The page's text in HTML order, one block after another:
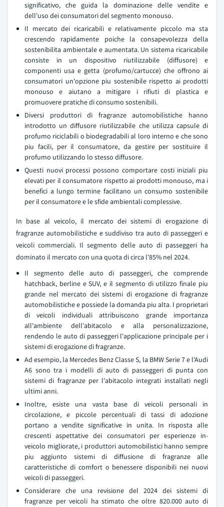
significativo, che guida la dominazione delle vendite e
dell'uso dei consumatori del segmento monouso.
Il mercato dei ricaricabili e relativamente piccolo ma sta
crescendo rapidamente poiche la consapevolezza della
sostenibilita ambientale e aumentata. Un sistema ricaricabile
consiste in un dispositivo riutilizzabile (diffusore) e
componenti usa e getta (profumo/cartucce) che offrono ai
consumatori un'opzione piu sostenibile rispetto ai prodotti
monouso e aiutano a mitigare i rifiuti di plastica e
promuovere pratiche di consumo sostenibili.
Diversi produttori di fragranze automobilistiche hanno
introdotto un diffusore riutilizzabile che utilizza capsule di
profumo riciclabili o biodegradabili al loro interno e che sono
piu facili, per il consumatore, da gestire per sostituire il
profumo utilizzando lo stesso diffusore.
Questi nuovi processi possono comportare costi iniziali piu
elevati per il consumatore rispetto ai prodotti monouso, ma i
benefici a lungo termine facilitano un consumo sostenibile
per il consumatore e le sfide ambientali complessive.
In base al veicolo, il mercato dei sistemi di erogazione di
fragranze automobilistiche e suddiviso tra auto di passeggeri e
veicoli commerciali. Il segmento delle auto di passeggeri ha
dominato il mercato con una quota di circa l'85% nel 2024.
Il segmento delle auto di passeggeri, che comprende
hatchback, berline e SUV, e il segmento di utilizzo finale piu
grande nel mercato dei sistemi di erogazione di fragranze
automobilistiche e possiede la domanda piu alta. I proprietari
di veicoli individuali attribuiscono grande importanza
all'ambiente dell'abitacolo e alla personalizzazione,
rendendo le auto di passeggeri l'applicazione principale per i
sistemi di erogazione di fragranze.
Ad esempio, la Mercedes Benz Classe S, la BMW Serie 7 e l'Audi
A6 sono tra i modelli di auto di passeggeri di punta con
sistemi di fragranze per l'abitacolo integrati installati negli
ultimi anni.
Inoltre, esiste una vasta base di veicoli personali in
circolazione, e piccole percentuali di tassi di adozione
portano a vendite significative in unita. In risposta alle
crescenti aspettative dei consumatori per esperienze in-
veicolo migliorate, i produttori automobilistici hanno sempre
piu aggiunto sistemi di diffusione di fragranze alle
caratteristiche di comfort o benessere disponibili nei nuovi
veicoli di passeggeri.
Considerare che una revisione del 2024 dei sistemi di
fragranze per veicoli ha stimato che oltre 820.000 auto di